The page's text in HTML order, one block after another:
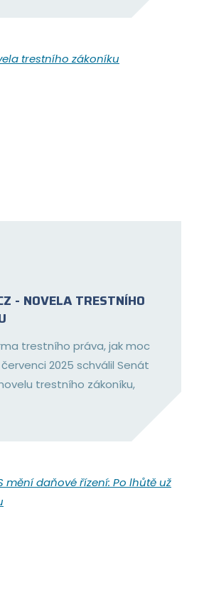
- NOVELA TRESTNÍHO
trestního práva, jak moc
2025 schválil Senát
trestního zákoníku,